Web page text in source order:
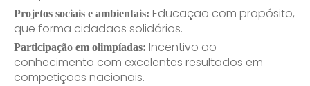
Projetos sociais e ambientais: Educação com propósito,
que forma cidadãos solidários.
Participação em olimpíadas: Incentivo ao
conhecimento com excelentes resultados em
competições nacionais.